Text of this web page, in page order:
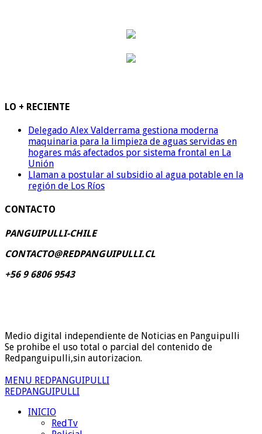
LO + RECIENTE
Delegado Alex Valderrama gestiona moderna
maquinaria para la limpieza de aguas servidas en
hogares más afectados por sistema frontal en La
Unión
Llaman a postular al subsidio al agua potable en la
región de Los Ríos
CONTACTO
PANGUIPULLI-CHILE
CONTACTO@REDPANGUIPULLI.CL
+56 9 6806 9543
Medio digital independiente de Noticias en Panguipulli
Se prohibe el uso total o parcial del contenido de
Redpanguipulli,sin autorizacion.
MENU REDPANGUIPULLI
REDPANGUIPULLI
INICIO
RedTv